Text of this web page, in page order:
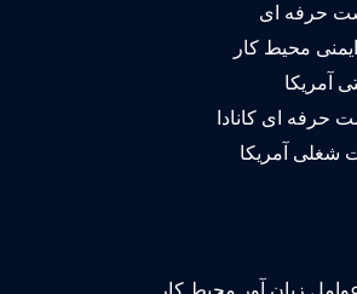
حرفه ای
محیط کار
ای کانادا
آمریکا
زیان آور محیط کار